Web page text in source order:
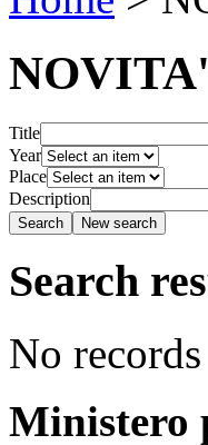
NOVITA'
Title
Year
Place
Description
Search
No
Ministero